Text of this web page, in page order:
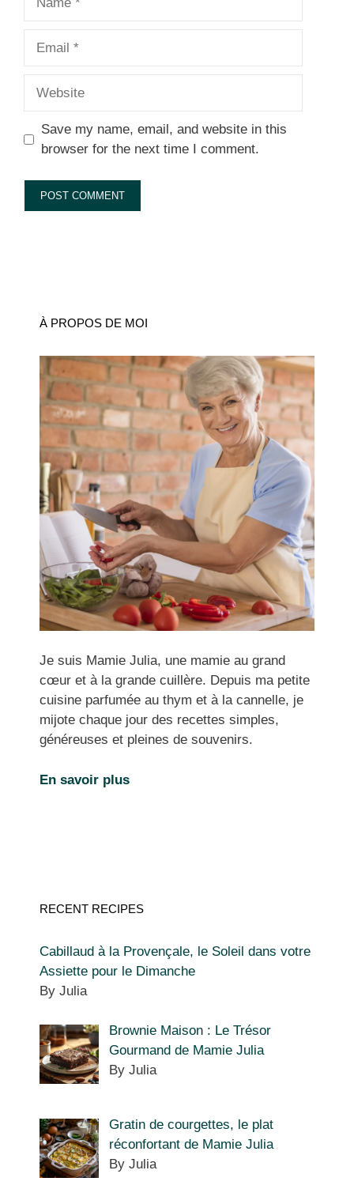
Save my name, email, and website in this
browser for the next time I comment.
À PROPOS DE MOI
Je suis Mamie Julia, une mamie au grand
cœur et à la grande cuillère. Depuis ma petite
cuisine parfumée au thym et à la cannelle, je
mijote chaque jour des recettes simples,
généreuses et pleines de souvenirs.
En savoir plus
RECENT RECIPES
Cabillaud à la Provençale, le Soleil dans votre
Assiette pour le Dimanche
By Julia
Brownie Maison : Le Trésor
Gourmand de Mamie Julia
By Julia
Gratin de courgettes, le plat
réconfortant de Mamie Julia
By Julia